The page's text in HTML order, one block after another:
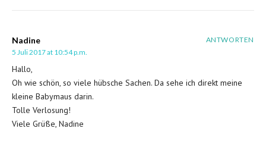
Nadine
ANTWORTEN
5 Juli 2017 at 10:54 p.m.
Hallo,
Oh wie schön, so viele hübsche Sachen. Da sehe ich direkt meine
kleine Babymaus darin.
Tolle Verlosung!
Viele Grüße, Nadine